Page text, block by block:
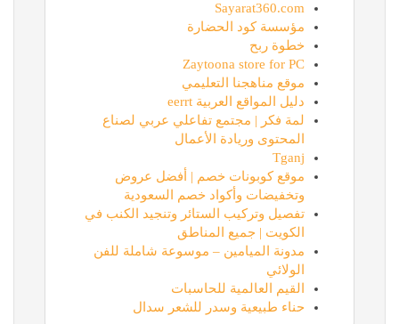
Sayarat360.com
مؤسسة كود الحضارة
خطوة ربح
Zaytoona store for PC
موقع مناهجنا التعليمي
دليل المواقع العربية eerrt
لمة فكر | مجتمع تفاعلي عربي لصناع
المحتوى وريادة الأعمال
Tganj
موقع كوبونات خصم | أفضل عروض
وتخفيضات وأكواد خصم السعودية
تفصيل وتركيب الستائر وتنجيد الكنب في
الكويت | جميع المناطق
مدونة الميامين – موسوعة شاملة للفن
الولائي
القيم العالمية للحاسبات
حناء طبيعية وسدر للشعر سدال